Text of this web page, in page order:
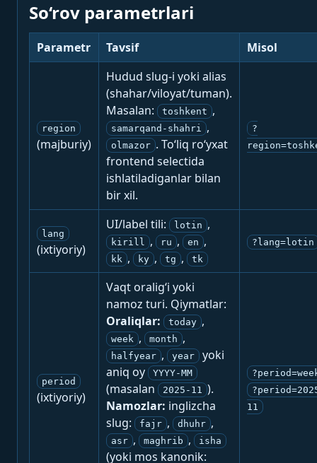
So‘rov parametrlari
Parametr Tavsif Misol
region
(majburiy)
Hudud slug-i yoki alias
(shahar/viloyat/tuman).
Masalan:
toshkent ,
samarqand-shahri ,
olmazor . To‘liq ro‘yxat
frontend selectida
ishlatiladiganlar bilan
bir xil.
?
lang
(ixtiyoriy)
UI/label tili: lotin ,
kirill , ru , en ,
kk , ky , tg , tk
?lang=lotin
period
(ixtiyoriy)
Vaqt oralig‘i yoki
namoz turi. Qiymatlar:
Oraliqlar:
today ,
week , month ,
halfyear , year
yoki
aniq oy
YYYY-MM
(masalan 2025-11 ).
Namozlar: inglizcha
slug:
fajr , dhuhr ,
asr , maghrib , isha
(yoki mos kanonik:
11